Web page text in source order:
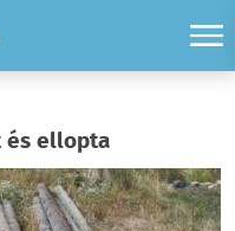
és ellopta